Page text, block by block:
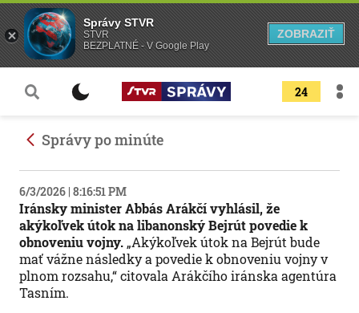
24
Správy po minúte
6/3/2026 | 8:16:51 PM
Iránsky minister Abbás Arákčí vyhlásil, že
akýkoľvek útok na libanonský Bejrút povedie k
obnoveniu vojny. „Akýkoľvek útok na Bejrút bude
mať vážne následky a povedie k obnoveniu vojny v
plnom rozsahu,“ citovala Arákčího iránska agentúra
Tasním.
Správy STVR
STVR
BEZPLATNÉ - V Google Play
ZOBRAZIŤ